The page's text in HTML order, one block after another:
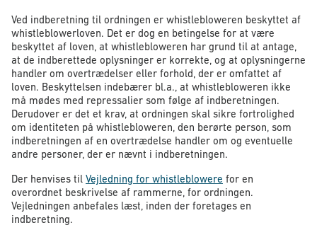
Ved indberetning til ordningen er whistlebloweren beskyttet af
whistleblowerloven. Det er dog en betingelse for at være
beskyttet af loven, at whistlebloweren har grund til at antage,
at de indberettede oplysninger er korrekte, og at oplysningerne
handler om overtrædelser eller forhold, der er omfattet af
loven. Beskyttelsen indebærer bl.a., at whistlebloweren ikke
må mødes med repressalier som følge af indberetningen.
Derudover er det et krav, at ordningen skal sikre fortrolighed
om identiteten på whistlebloweren, den berørte person, som
indberetningen af en overtrædelse handler om og eventuelle
andre personer, der er nævnt i indberetningen.
Der henvises til Vejledning for whistleblowere for en
overordnet beskrivelse af rammerne, for ordningen.
Vejledningen anbefales læst, inden der foretages en
indberetning.